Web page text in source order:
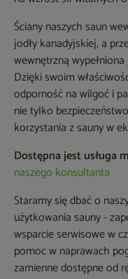
Ściany naszych saun
jodły kanadyjskiej, a
wewnętrzną
Dzięki swoim
odporność na wilgoć i
nie tylko
korzystania z sauny w
Dostępna jest usługa
naszego konsultanta
Staramy się dbać o
użytkowania sauny -
wsparcie serwisowe w
pomoc w naprawach
zamienne dostępne od